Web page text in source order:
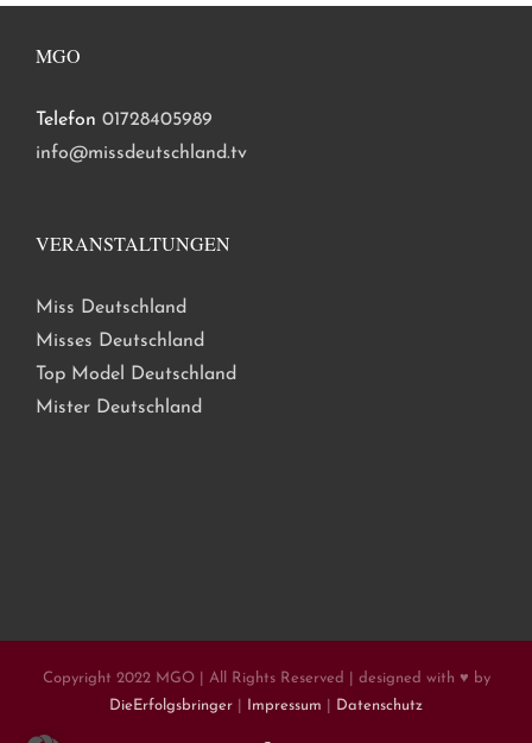
MGO
Telefon 01728405989
info@missdeutschland.tv
VERANSTALTUNGEN
Miss Deutschland
Misses Deutschland
Top Model Deutschland
Mister Deutschland
Copyright 2022 MGO | All Rights Reserved | designed with ♥ by
DieErfolgsbringer
Impressum Datenschutz